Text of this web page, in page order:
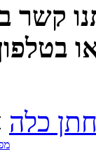
קשר
נייד:
כלה